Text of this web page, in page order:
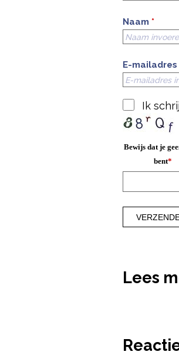
Naam *
E-mailadres
Ik
Bewijs dat je
bent*
Lees